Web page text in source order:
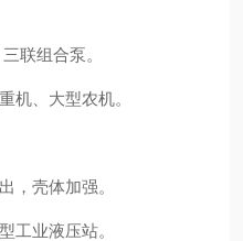
联组合泵。
机、大型农机。
，壳体加强。
工业液压站。